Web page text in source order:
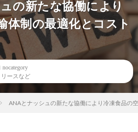
の新たな協働により
体制の最適化とコスト
nocategory
ースなど
ANAとナッシュの新たな協働により冷凍食品の